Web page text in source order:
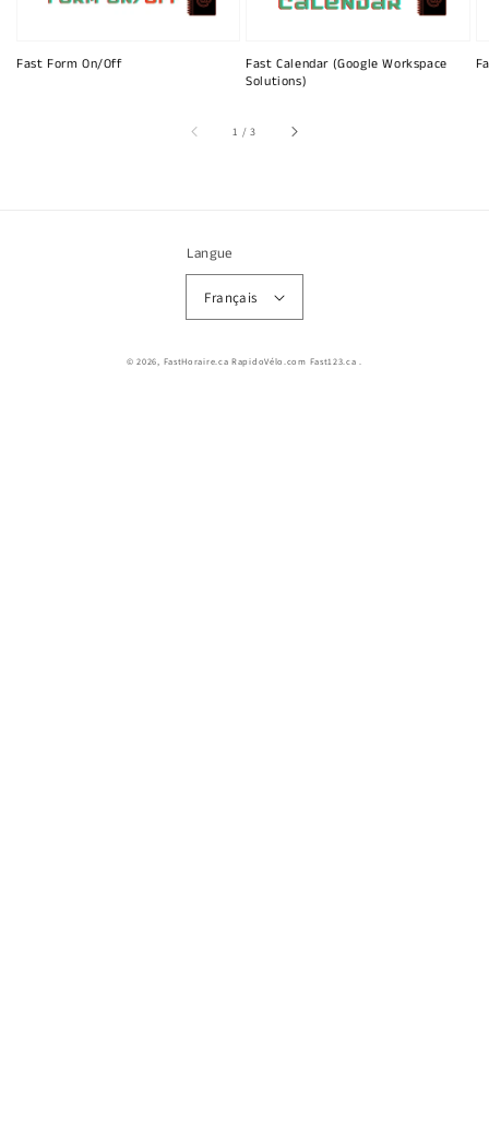
Fast Form On/Off
Fast Calendar (Google Workspace
Solutions)
1 /sur
3
Langue
Français
© 2026, FastHoraire.ca RapidoVélo.com Fast123.ca .